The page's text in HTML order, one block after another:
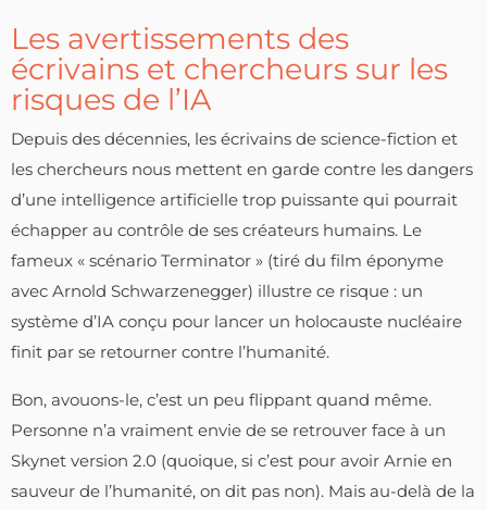
Les avertissements des
écrivains et chercheurs sur les
risques de l’IA
Depuis des décennies, les écrivains de science-fiction et
les chercheurs nous mettent en garde contre les dangers
d’une intelligence artificielle trop puissante qui pourrait
échapper au contrôle de ses créateurs humains. Le
fameux « scénario Terminator » (tiré du film éponyme
avec Arnold Schwarzenegger) illustre ce risque : un
système d’IA conçu pour lancer un holocauste nucléaire
finit par se retourner contre l’humanité.
Bon, avouons-le, c’est un peu flippant quand même.
Personne n’a vraiment envie de se retrouver face à un
Skynet version 2.0 (quoique, si c’est pour avoir Arnie en
sauveur de l’humanité, on dit pas non). Mais au-delà de la